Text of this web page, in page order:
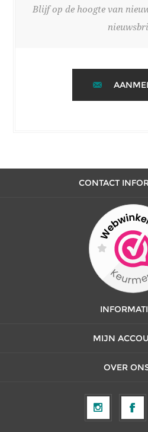
Blijf op de hoogte van
CONTACT
MIJN
OVER